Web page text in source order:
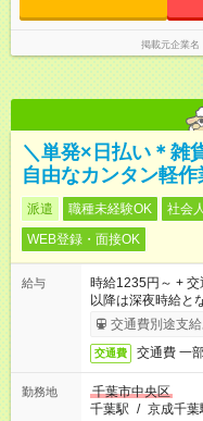
掲載元企業名
＼単発×日払い＊雑
自由なカンタン軽作
派遣 職種未経験OK 社会
WEB登録・面接OK
給与
時給1235円～ +
以降は深夜時給と
交通費別途支給
交通費 交通費 一
勤務地
千葉市中央区
千葉駅 / 京成千葉